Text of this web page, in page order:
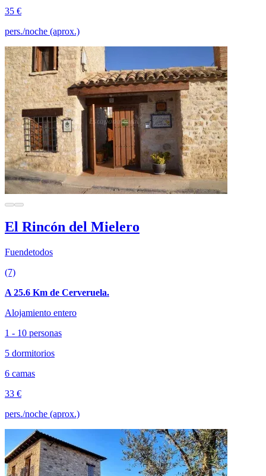
35 €
pers./noche (aprox.)
El Rincón del Mielero
Fuendetodos
(7)
A 25.6 Km de Cerveruela.
Alojamiento entero
1 - 10 personas
5 dormitorios
6 camas
33 €
pers./noche (aprox.)